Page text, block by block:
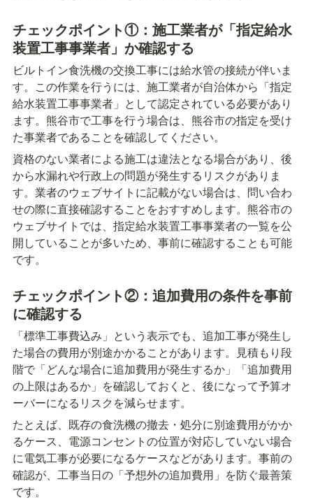
チェックポイント①：施工業者が「指定給水
装置工事事業者」か確認する
ビルトイン食洗機の交換工事には給水管の接続が伴いま
す。この作業を行うには、施工業者が自治体から「指定
給水装置工事事業者」として認定されている必要があり
ます。熊谷市で工事を行う場合は、熊谷市の指定を受け
た事業者であることを確認してください。
資格のない業者による施工は違法となる場合があり、後
から水漏れや行政上の問題が発生するリスクがありま
す。業者のウェブサイトに記載がない場合は、問い合わ
せの際に直接確認することをおすすめします。熊谷市の
ウェブサイトでは、指定給水装置工事事業者の一覧を公
開していることが多いため、事前に確認することも可能
です。
チェックポイント②：追加費用の条件を事前
に確認する
「標準工事費込み」という表示でも、追加工事が発生し
た場合の費用が別途かかることがあります。見積もり段
階で「どんな場合に追加費用が発生するか」「追加費用
の上限はあるか」を確認しておくと、後になって予算オ
ーバーになるリスクを減らせます。
たとえば、既存の食洗機の撤去・処分に別途費用がかか
るケース、電源コンセントの位置が対応していない場合
に電気工事が必要になるケースなどがあります。事前の
確認が、工事当日の「予想外の追加費用」を防ぐ最善策
です。